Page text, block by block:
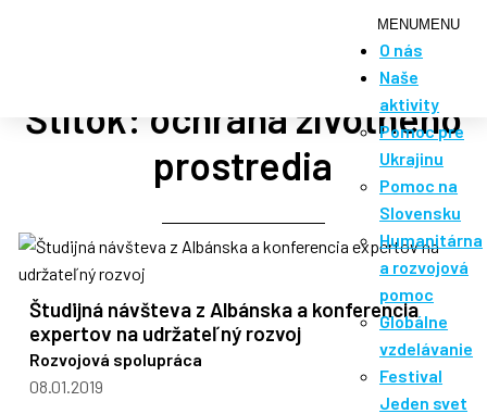
MENUMENU
O nás
Naše
aktivity
Pomoc pre
Ukrajinu
Pomoc na
Slovensku
Humanitárna
a rozvojová
pomoc
Globálne
vzdelávanie
Festival
Jeden svet
Štítok: ochrana životného
prostredia
Študijná návšteva z Albánska a konferencia
expertov na udržateľný rozvoj
Rozvojová spolupráca
08.01.2019